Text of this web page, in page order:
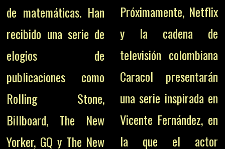
de matemáticas. Han
recibido una serie de
elogios de
publicaciones como
Rolling Stone,
Billboard, The New
Yorker, GQ y The New
Próximamente, Netflix
y la cadena de
televisión colombiana
Caracol presentarán
una serie inspirada en
Vicente Fernández, en
la que el actor